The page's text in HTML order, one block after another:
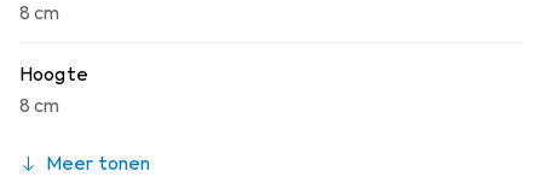
8 cm
Hoogte
8 cm
Meer tonen